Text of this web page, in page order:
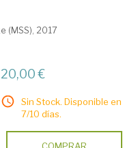
(MSS), 2017
20,00 €
Sin Stock. Disponible en
7/10 días.